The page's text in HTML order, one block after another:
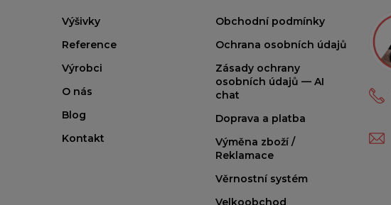
Výšivky
Reference
Výrobci
O nás
Blog
Kontakt
Obchodní podmínky
Ochrana osobních údajů
Zásady ochrany
osobních údajů — AI
chat
Doprava a platba
Výměna zboží /
Reklamace
Věrnostní systém
Velkoobchod